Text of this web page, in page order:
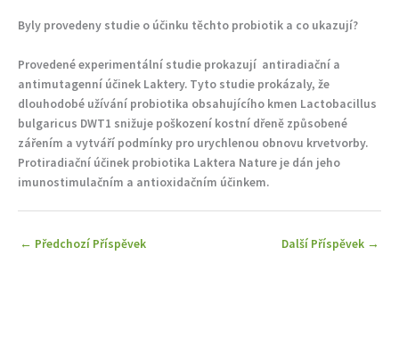
Byly provedeny studie o účinku těchto probiotik a co ukazují?
Provedené experimentální studie prokazují antiradiační a
antimutagenní účinek Laktery. Tyto studie prokázaly, že
dlouhodobé užívání probiotika obsahujícího kmen Lactobacillus
bulgaricus DWT1 snižuje poškození kostní dřeně způsobené
zářením a vytváří podmínky pro urychlenou obnovu krvetvorby.
Protiradiační účinek probiotika Laktera Nature je dán jeho
imunostimulačním a antioxidačním účinkem.
← Předchozí Příspěvek Další Příspěvek →